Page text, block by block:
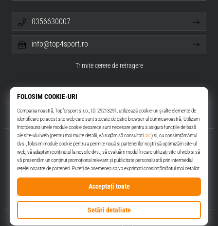
Top4Sport.ro
Despre noi
Servicii clienți
0356630007
info@top4sport.ro
Trimite cerere de retragere